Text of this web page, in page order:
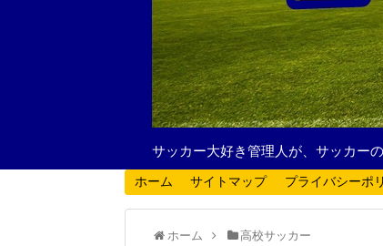
サッカー大好き管理人が、サッカー
ホーム サイトマップ プライバシーポ
ホーム 高校サッカー